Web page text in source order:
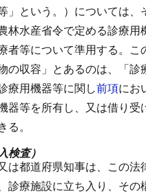
」という。）については、
林水産省令で定める診療
等について準用する。 こ
の収容」とあるのは、「診
療用機器等に関し前項にお
器等を所有し、又は借り
。
検査）
は都道府県知事は、この
診療施設に立ち入り、そ